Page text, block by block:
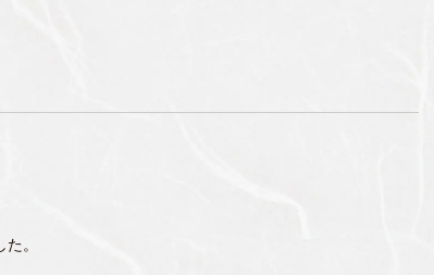
。